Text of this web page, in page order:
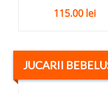
115.00 lei
JUCARII